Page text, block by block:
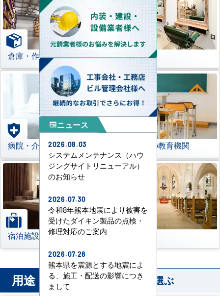
倉庫・作業場 理美容室
病院・介護施設 学校などの教育機関
宿泊施設
用途 から業務用エアコンを選ぶ
newspaperニュース
2026.08.03
システムメンテナンス（ハウ
ジングサイトリニューアル）
のお知らせ
2026.07.30
令和8年熊本地震により被害を
受けたダイキン製品の点検・
修理対応のご案内
2026.07.28
熊本県を震源とする地震によ
る、施工・配送の影響につき
まして